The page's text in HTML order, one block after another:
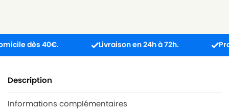
dès 40€. Livraison en 24h à 72h.
Description
Informations complémentaires